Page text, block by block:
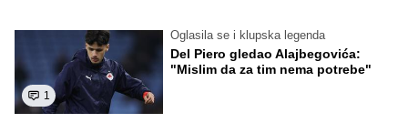
1
Oglasila se i klupska legenda
Del Piero gledao Alajbegovića:
"Mislim da za tim nema potrebe"